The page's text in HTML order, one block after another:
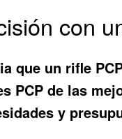
con
que un rifle
PCP de las
y